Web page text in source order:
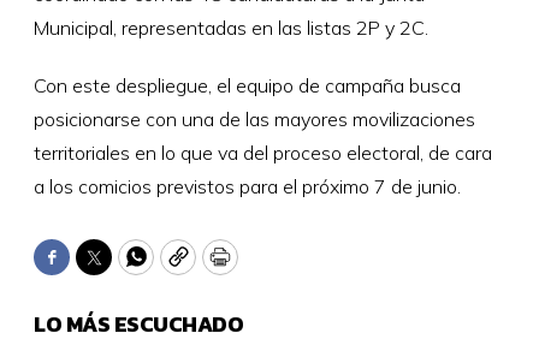
Municipal, representadas en las listas 2P y 2C.
Con este despliegue, el equipo de campaña busca
posicionarse con una de las mayores movilizaciones
territoriales en lo que va del proceso electoral, de cara
a los comicios previstos para el próximo 7 de junio.
Facebook
TwitterWhatsApp
CopyPrint
LO MÁS ESCUCHADO